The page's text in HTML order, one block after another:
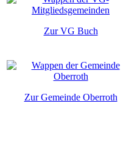
Zur VG Buch
Zur Gemeinde Oberroth